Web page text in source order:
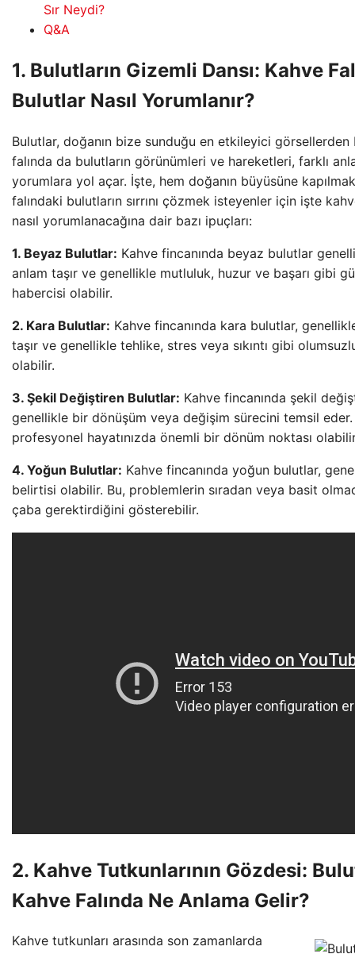
Sır Neydi?
Q&A
1. Bulutların Gizemli Dansı: Kahve
Bulutlar Nasıl Yorumlanır?
Bulutlar, doğanın bize sunduğu en etkileyici görsellerden
falında da bulutların görünümleri ve hareketleri, farklı
yorumlara yol açar. İşte, hem doğanın büyüsüne
falındaki bulutların sırrını çözmek isteyenler için işte
nasıl yorumlanacağına dair bazı ipuçları:
1. Beyaz Bulutlar: Kahve fincanında beyaz bulutlar
anlam taşır ve genellikle mutluluk, huzur ve başarı gibi
habercisi olabilir.
2. Kara Bulutlar: Kahve fincanında kara bulutlar,
taşır ve genellikle tehlike, stres veya sıkıntı gibi
olabilir.
3. Şekil Değiştiren Bulutlar: Kahve fincanında şekil
genellikle bir dönüşüm veya değişim sürecini temsil
profesyonel hayatınızda önemli bir dönüm noktası
4. Yoğun Bulutlar: Kahve fincanında yoğun bulutlar,
belirtisi olabilir. Bu, problemlerin sıradan veya basit
çaba gerektirdiğini gösterebilir.
2. Kahve Tutkunlarının Gözdesi:
Kahve Falında Ne Anlama Gelir?
Kahve tutkunları arasında son zamanlarda